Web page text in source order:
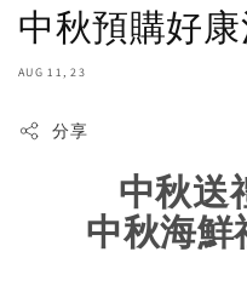
中秋預購好
AUG 11, 23
分享
中秋送
中秋海鮮